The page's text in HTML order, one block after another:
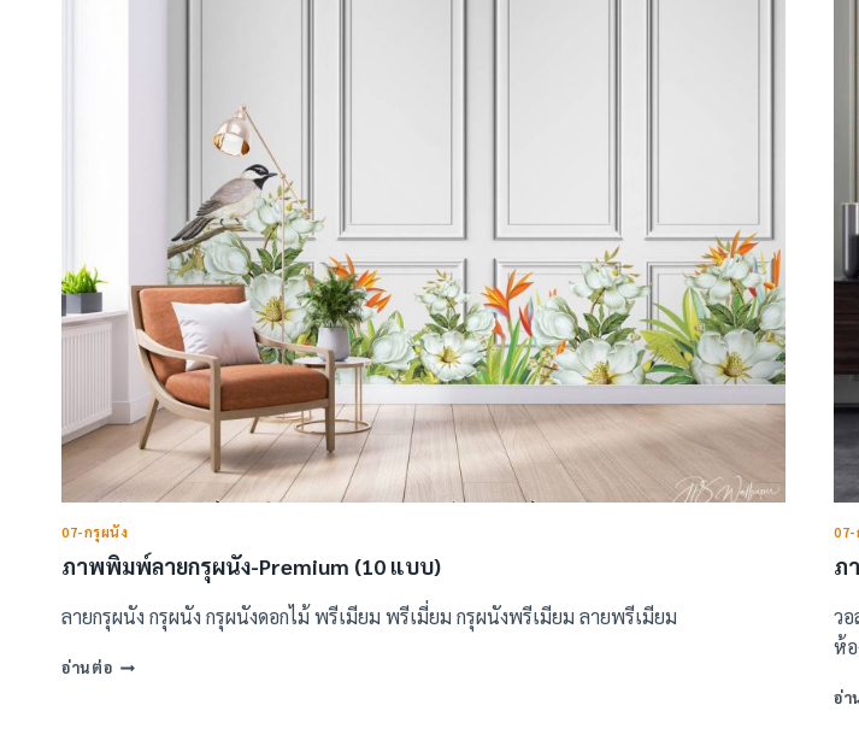
07-กรุผนัง
ภาพพิมพ์ลายกรุผนัง-Premium (10 แบบ)
ลายกรุผนัง กรุผนัง กรุผนังดอกไม้ พรีเมียม พรีเมี่ยม กรุผนังพรีเมียม ลายพรีเมียม
อ่านต่อภาพ
ภ
ว
ห้
อ่า